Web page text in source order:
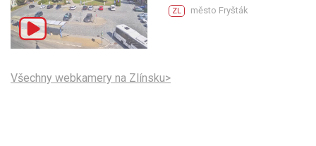
ZL město Fryšták
Všechny webkamery na Zlínsku>